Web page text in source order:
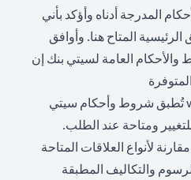
المدرجة أدناه وأؤكد بأني
المتاح هناin a new tab
. وأوافق
والأحكام العامة لسيتي بنك إن
opens in a new tab
تُطبق شروط وأحكام سيتي
ومتاحة عند الطلب.
لأنواع العلاقات المتاحة
opensوالتكاليف المطبقة